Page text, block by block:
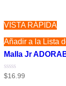
VISTA RÁPIDA
Añadir a la Lista
Malla Jr
Valorado
$16.99